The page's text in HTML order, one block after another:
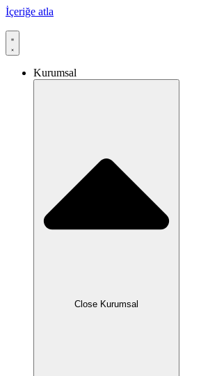
İçeriğe atla
Kurumsal
Close Kurumsal